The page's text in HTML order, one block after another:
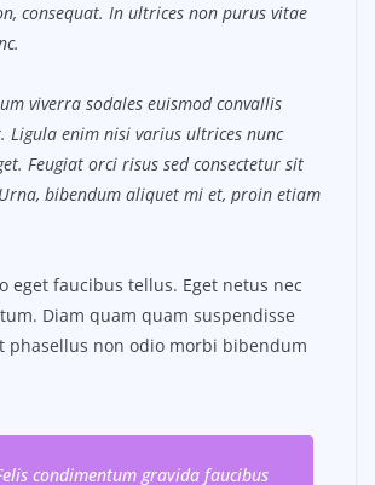
consequat. In ultrices non purus vitae
viverra sodales euismod convallis
enim nisi varius ultrices nunc
Feugiat orci risus sed consectetur sit
bibendum aliquet mi et, proin etiam
eget faucibus tellus. Eget netus nec
Diam quam quam suspendisse
phasellus non odio morbi bibendum
condimentum gravida faucibus